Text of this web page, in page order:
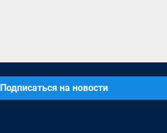
Подписаться на новости